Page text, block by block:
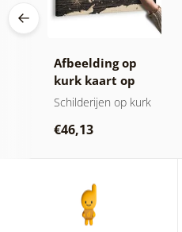
Afbeelding op
kurk kaart op
houten
Schilderijen op kurk
€46,13